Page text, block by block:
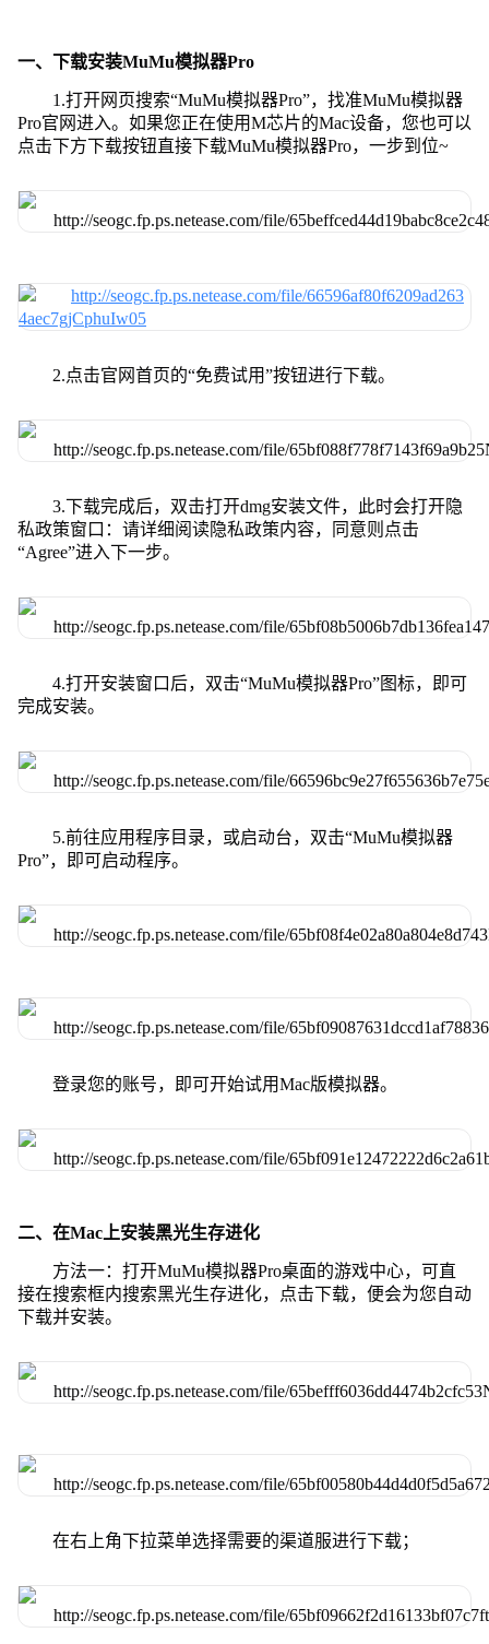
一、下载安装MuMu模拟器Pro
1.打开网页搜索“MuMu模拟器Pro”，找准MuMu模拟器
Pro官网进入。如果您正在使用M芯片的Mac设备，您也可以
点击下方下载按钮直接下载MuMu模拟器Pro，一步到位~
2.点击官网首页的“免费试用”按钮进行下载。
3.下载完成后，双击打开dmg安装文件，此时会打开隐
私政策窗口：请详细阅读隐私政策内容，同意则点击
“Agree”进入下一步。
4.打开安装窗口后，双击“MuMu模拟器Pro”图标，即可
完成安装。
5.前往应用程序目录，或启动台，双击“MuMu模拟器
Pro”，即可启动程序。
登录您的账号，即可开始试用Mac版模拟器。
二、在Mac上安装黑光生存进化
方法一：打开MuMu模拟器Pro桌面的游戏中心，可直
接在搜索框内搜索黑光生存进化，点击下载，便会为您自动
下载并安装。
在右上角下拉菜单选择需要的渠道服进行下载；